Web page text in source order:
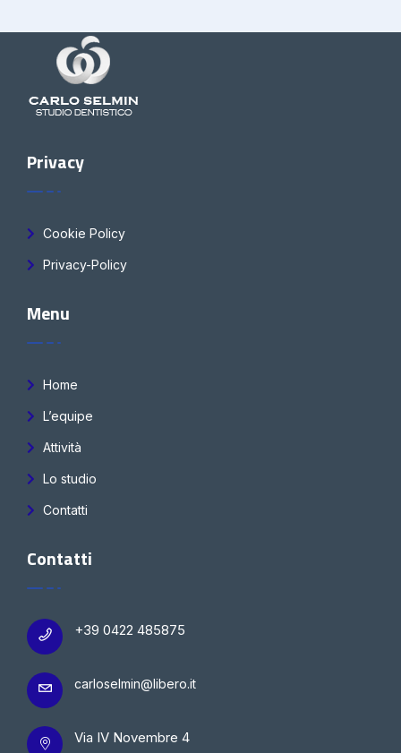
Privacy
Cookie Policy
Privacy-Policy
Menu
Home
L’equipe
Attività
Lo studio
Contatti
Contatti
+39 0422 485875
carloselmin@libero.it
Via IV Novembre 4